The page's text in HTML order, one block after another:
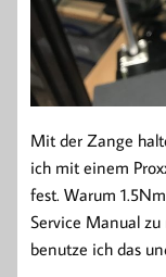
Mit der Zange
ich mit einem
fest. Warum
Service Manual
benutze ich das